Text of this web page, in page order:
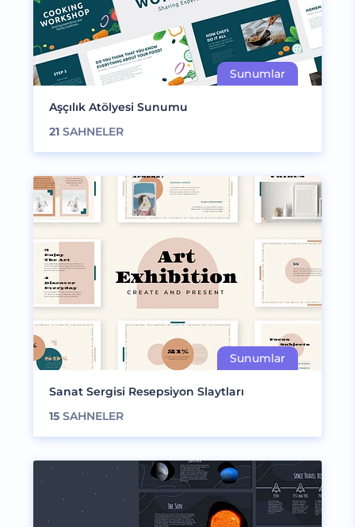
Aşçılık Atölyesi Sunumu
21 SAHNELER
Sanat Sergisi Resepsiyon Slaytları
15 SAHNELER